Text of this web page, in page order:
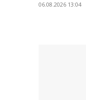
06.08.2026 13:04